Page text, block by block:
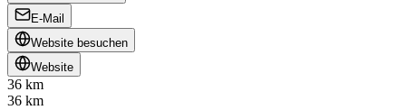
E-Mail
Website besuchen
Website
36 km
36 km